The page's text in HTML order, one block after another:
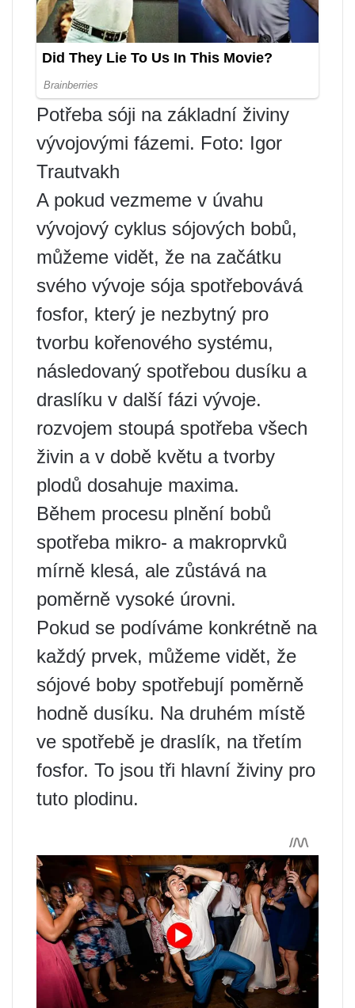
Potřeba sóji na základní živiny
vývojovými fázemi. Foto: Igor
Trautvakh
A pokud vezmeme v úvahu
vývojový cyklus sójových bobů,
můžeme vidět, že na začátku
svého vývoje sója spotřebovává
fosfor, který je nezbytný pro
tvorbu kořenového systému,
následovaný spotřebou dusíku a
draslíku v další fázi vývoje.
rozvojem stoupá spotřeba všech
živin a v době květu a tvorby
plodů dosahuje maxima.
Během procesu plnění bobů
spotřeba mikro- a makroprvků
mírně klesá, ale zůstává na
poměrně vysoké úrovni.
Pokud se podíváme konkrétně na
každý prvek, můžeme vidět, že
sójové boby spotřebují poměrně
hodně dusíku. Na druhém místě
ve spotřebě je draslík, na třetím
fosfor. To jsou tři hlavní živiny pro
tuto plodinu.